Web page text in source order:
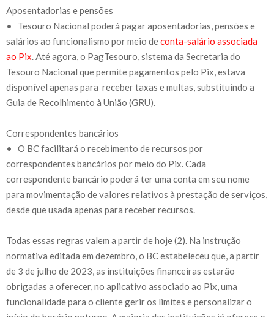
Aposentadorias e pensões
• Tesouro Nacional poderá pagar aposentadorias, pensões e
salários ao funcionalismo por meio deconta-salário associada
ao Pix . Até agora, o PagTesouro, sistema da Secretaria do
Tesouro Nacional que permite pagamentos pelo Pix, estava
disponível apenas para receber taxas e multas, substituindo a
Guia de Recolhimento à União (GRU).
Correspondentes bancários
• O BC facilitará o recebimento de recursos por
correspondentes bancários por meio do Pix. Cada
correspondente bancário poderá ter uma conta em seu nome
para movimentação de valores relativos à prestação de serviços,
desde que usada apenas para receber recursos.
Todas essas regras valem a partir de hoje (2). Na instrução
normativa editada em dezembro, o BC estabeleceu que, a partir
de 3 de julho de 2023, as instituições financeiras estarão
obrigadas a oferecer, no aplicativo associado ao Pix, uma
funcionalidade para o cliente gerir os limites e personalizar o